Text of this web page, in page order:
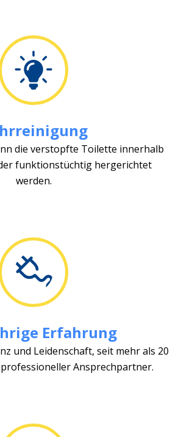
die verstopfte Toilette innerhalb
funktionstüchtig hergerichtet
werden.
Erfahrung
und Leidenschaft, seit mehr als 20
Ansprechpartner.